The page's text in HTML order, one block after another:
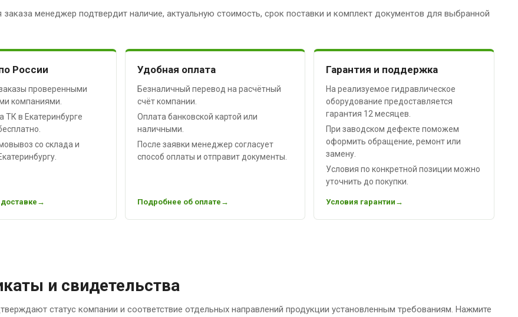
менеджер подтвердит наличие, актуальную стоимость, срок поставки и комплект документов для выбранной
России
проверенными
компаниями.
ТК в Екатеринбурге
со склада и
Удобная оплата
Безналичный перевод на расчётный
счёт компании.
Оплата банковской картой или
наличными.
После заявки менеджер согласует
способ оплаты и отправит документы.
Подробнее об оплате
Гарантия и поддержка
На реализуемое гидравлическое
оборудование предоставляется
гарантия 12 месяцев.
При заводском дефекте поможем
оформить обращение, ремонт или
замену.
Условия по конкретной позиции можно
уточнить до покупки.
Условия гарантии
и свидетельства
статус компании и соответствие отдельных направлений продукции установленным требованиям. Нажмите